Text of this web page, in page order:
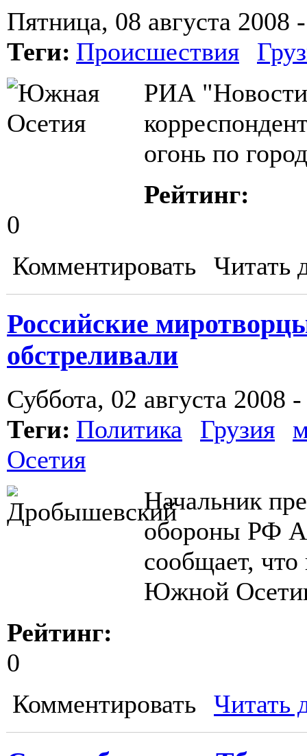
Пятница, 08 августа 2008
Теги: Происшествия
РИА
огонь по
Рейтинг:
0
Комментировать
Читать
Российские
обстреливали
Суббота, 02 августа 2008
Теги: Политика Грузия
Осетия
Начальник
обороны РФ
сообщает,
Южной
Рейтинг:
0
Комментировать
Читать